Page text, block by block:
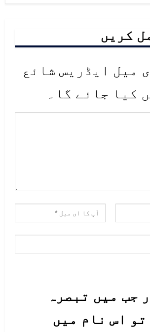
کریں
میل ایڈریس شائع
کیا جائے گا۔
جب میں تبصرہ
اس نام میں